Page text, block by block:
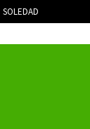
SOLEDAD